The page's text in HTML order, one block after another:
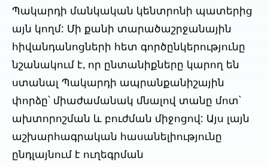
Պակարդի մանկական կենտրոնի պատերից
այն կողմ: Մի քանի տարածաշրջանային
հիվանդանոցների հետ գործընկերությունը
նշանակում է, որ ընտանիքները կարող են
ստանալ Պակարդի ապրանքանիշային
փորձը՝ միաժամանակ մնալով տանը մոտ՝
ախտորոշման և բուժման միջոցով: Այս լայն
աշխարհագրական հասանելիությունը
ընդլայնում է ուղեգրման